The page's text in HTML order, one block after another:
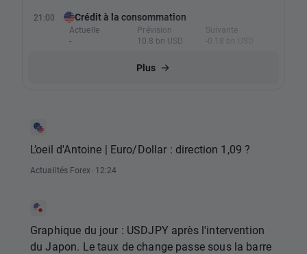
21:00 Crédit à la consommation
Actuelle
-
Prévision
10.8 bn USD
Suivante
-0.18 bn USD
Plus
L’oeil d'Antoine | Euro/Dollar : direction 1,09 ?
Actualités Forex· 12:24
Graphique du jour : USDJPY après l'intervention
du Japon. Le taux de change passe sous la barre